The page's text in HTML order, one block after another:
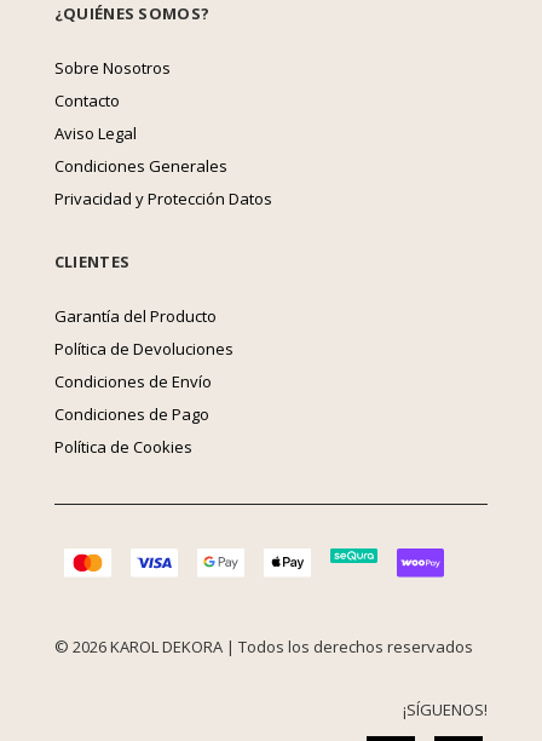
¿QUIÉNES SOMOS?
Sobre Nosotros
Contacto
Aviso Legal
Condiciones Generales
Privacidad y Protección Datos
CLIENTES
Garantía del Producto
Política de Devoluciones
Condiciones de Envío
Condiciones de Pago
Política de Cookies
© 2026 KAROL DEKORA | Todos los derechos reservados
¡SÍGUENOS!